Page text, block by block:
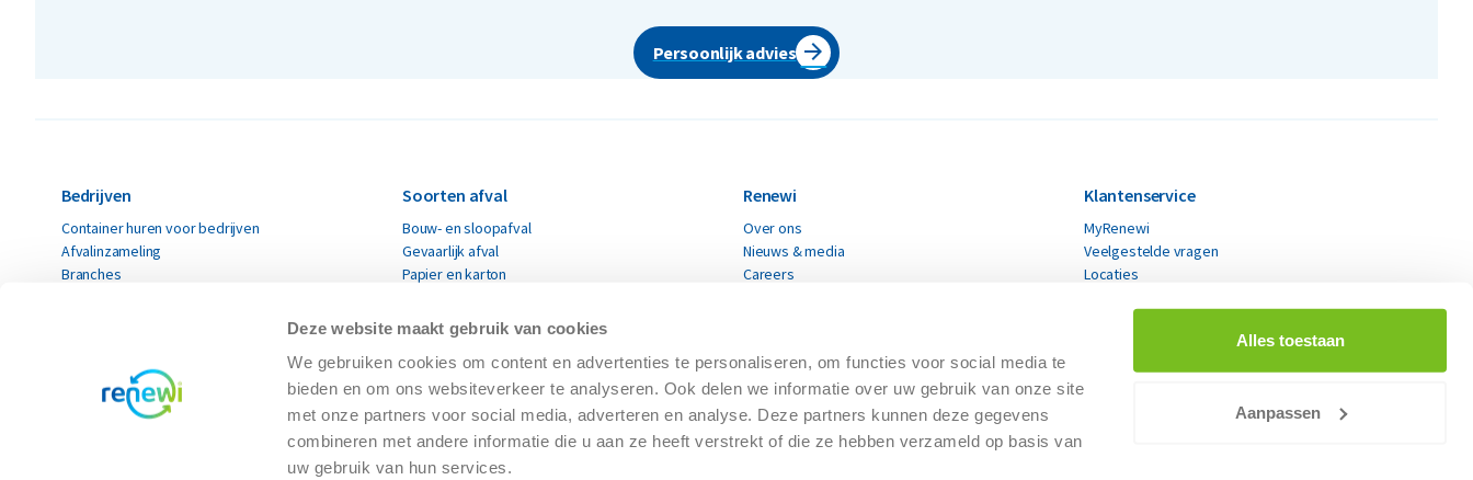
Deze website maakt gebruik van cookies
We gebruiken cookies om content en advertenties te personaliseren, om functies voor social media te
bieden en om ons websiteverkeer te analyseren. Ook delen we informatie over uw gebruik van onze site
met onze partners voor social media, adverteren en analyse. Deze partners kunnen deze gegevens
combineren met andere informatie die u aan ze heeft verstrekt of die ze hebben verzameld op basis van
uw gebruik van hun services.
Alles toestaan
Aanpassen
Persoonlijk advies
Bedrijven
Container huren voor bedrijven
Afvalinzameling
Branches
Particulieren
Container huren voor particulieren
Soorten afval
Bouw- en sloopafval
Gevaarlijk afval
Papier en karton
Alle soorten afval
Circulaire materialen
Circulaire materialen
Renewi
Over ons
Nieuws & media
Careers
Klantenservice
MyRenewi
Veelgestelde vragen
Locaties